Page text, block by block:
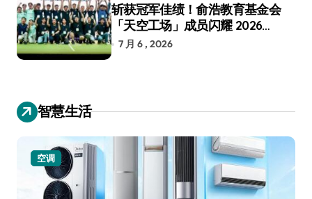
斩获冠军佳绩！俞浩教育基金会
「天空工场」成员闪耀 2026
RoboCup 机器人世界杯
7 月 6 , 2026
智慧生活
空调